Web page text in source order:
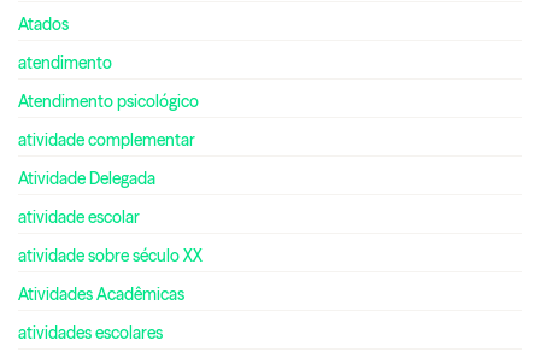
Atados
atendimento
Atendimento psicológico
atividade complementar
Atividade Delegada
atividade escolar
atividade sobre século XX
Atividades Acadêmicas
atividades escolares